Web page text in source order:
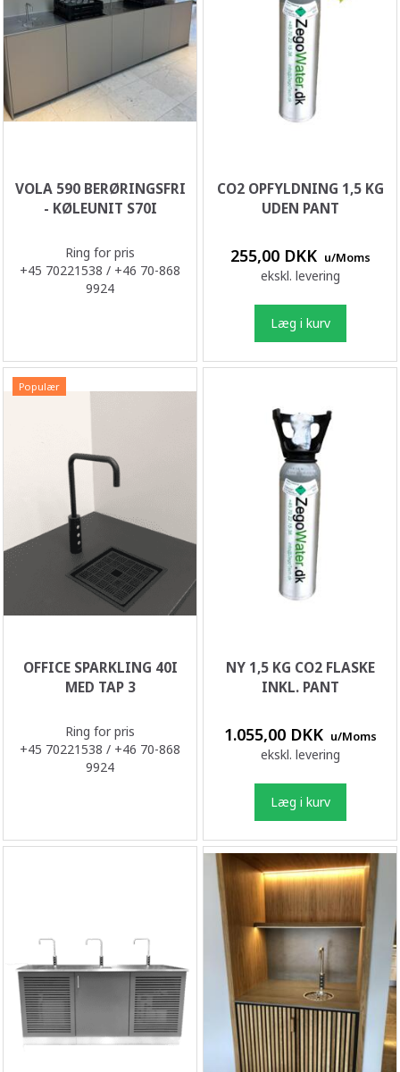
VOLA 590 BERØRINGSFRI
- KØLEUNIT S70I
Ring for pris
+45 70221538 / +46 70-868
9924
CO2 OPFYLDNING 1,5 KG
UDEN PANT
255,00 DKK u/Moms
ekskl. levering
Læg i kurv
Populær
OFFICE SPARKLING 40I
MED TAP 3
Ring for pris
+45 70221538 / +46 70-868
9924
NY 1,5 KG CO2 FLASKE
INKL. PANT
1.055,00 DKK u/Moms
ekskl. levering
Læg i kurv